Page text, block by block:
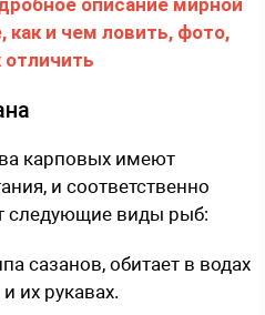
карповых имеют
и соответственно
следующие виды рыб:
сазанов, обитает в водах
их рукавах.